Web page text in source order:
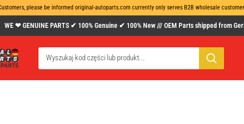
please be informed original-autoparts.com currently only serves B2B wholesale
WE ❤ GENUINE PARTS ✔ 100% Genuine ✔ 100% New /// OEM Parts shipped from